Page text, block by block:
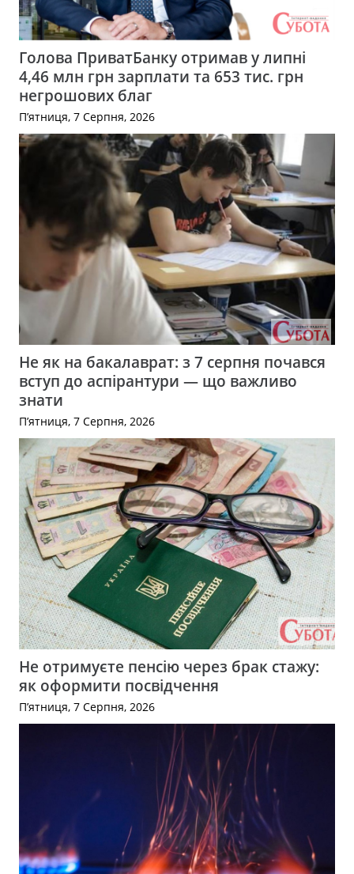
Голова ПриватБанку отримав у липні
4,46 млн грн зарплати та 653 тис. грн
негрошових благ
П’ятниця, 7 Серпня, 2026
Не як на бакалаврат: з 7 серпня почався
вступ до аспірантури — що важливо
знати
П’ятниця, 7 Серпня, 2026
Не отримуєте пенсію через брак стажу:
як оформити посвідчення
П’ятниця, 7 Серпня, 2026